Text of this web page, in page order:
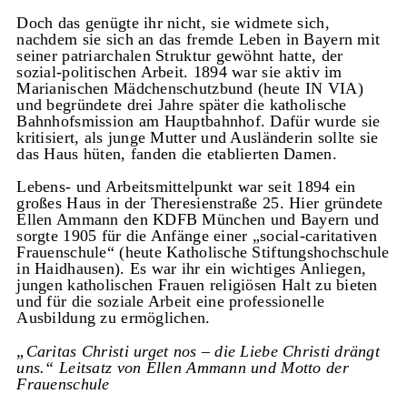
Doch das genügte ihr nicht, sie widmete sich,
nachdem sie sich an das fremde Leben in Bayern mit
seiner patriarchalen Struktur gewöhnt hatte, der
sozial-politischen Arbeit. 1894 war sie aktiv im
Marianischen Mädchenschutzbund (heute IN VIA)
und begründete drei Jahre später die katholische
Bahnhofsmission am Hauptbahnhof. Dafür wurde sie
kritisiert, als junge Mutter und Ausländerin sollte sie
das Haus hüten, fanden die etablierten Damen.
Lebens- und Arbeitsmittelpunkt war seit 1894 ein
großes Haus in der Theresienstraße 25. Hier gründete
Ellen Ammann den KDFB München und Bayern und
sorgte 1905 für die Anfänge einer „social-caritativen
Frauenschule“ (heute Katholische Stiftungshochschule
in Haidhausen). Es war ihr ein wichtiges Anliegen,
jungen katholischen Frauen religiösen Halt zu bieten
und für die soziale Arbeit eine professionelle
Ausbildung zu ermöglichen.
„Caritas Christi urget nos – die Liebe Christi drängt
uns.“ Leitsatz von Ellen Ammann und Motto der
Frauenschule